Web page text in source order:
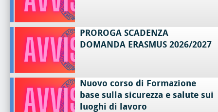
PROROGA SCADENZA
DOMANDA ERASMUS 2026/2027
Nuovo corso di Formazione
base sulla sicurezza e salute sui
luoghi di lavoro